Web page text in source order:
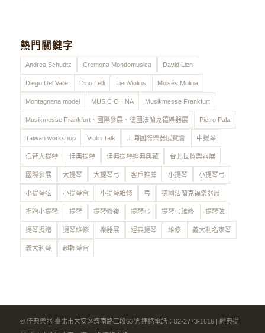
熱門關鍵字
Andrea Schudtz Cremona Mondomusica David Lien
Diego Del Valle Dino Lelli LienViolins Moisés Molina
Montagnana model MUSIC CHINA Musikmesse Frankfurt
Musikmesse Frankfurt、國際參展、德國法蘭克福樂器展 Pietro Pala
Taiwan workshop Violin Talk 上海國際樂器展覽會 中提琴
低音大提琴 佳典提琴 佳典提琴經典典藏 台北世貿樂器展
國際參展 大提琴 大提琴弓 客戶推薦 小提琴 小提琴弓
小提琴弦 小提琴盒 小提琴維修 弓 德國法蘭克福樂器展
捐贈小提琴 提琴 提琴修復 提琴弓 提琴弓維修 提琴弦
提琴捐贈 提琴維修 樂器展 經典提琴 維修 義大利名家琴
義大利琴 超輕琴盒
© 佳典樂器 臺北市大安區濟南路三段63號 連絡電話：02-2773-1616 | 經典提